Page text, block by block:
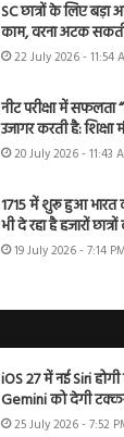
SC छात्रों के लिए
काम, वरना अटक
22 July 2026 - 11:54
नीट परीक्षा में सफलता
उजागर करती है: शिक्षा
20 July 2026 - 11:43
1715 में शुरू हुआ भारत
भी दे रहा है हजारों
19 July 2026 - 7:14
iOS 27 में नई Siri
Gemini को देगी
25 July 2026 - 7:52